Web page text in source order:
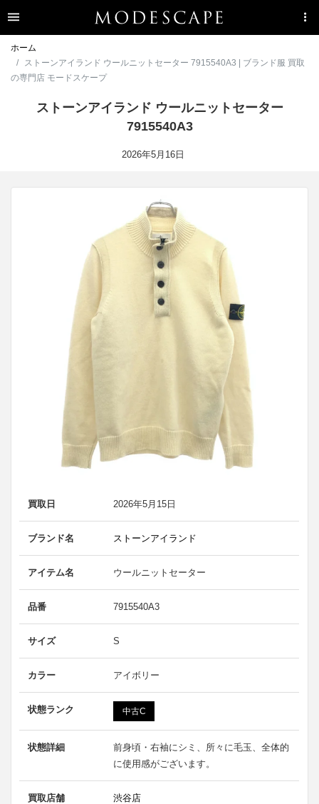
ホーム
ストーンアイランド ウールニットセーター 7915540A3 | ブランド服 買取
の専門店 モードスケープ
ストーンアイランド ウールニットセーター
7915540A3
2026年5月16日
買取日 2026年5月15日
ブランド名 ストーンアイランド
アイテム名 ウールニットセーター
品番 7915540A3
サイズ S
カラー アイボリー
状態ランク 中古C
状態詳細
前身頃・右袖にシミ、所々に毛玉、全体的
に使用感がございます。
買取店舗 渋谷店